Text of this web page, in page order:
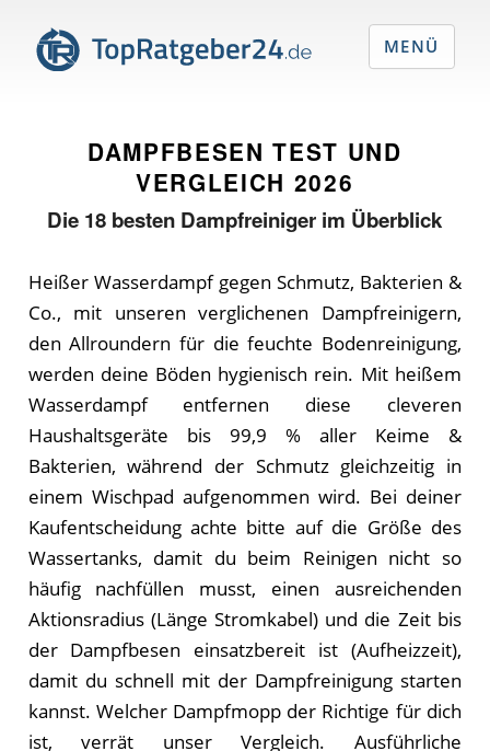
DAMPFBESEN TEST UND
VERGLEICH 2026
Die 18 besten Dampfreiniger im Überblick
Heißer Wasserdampf gegen Schmutz, Bakterien &
Co., mit unseren verglichenen Dampfreinigern,
den Allroundern für die feuchte Bodenreinigung,
werden deine Böden hygienisch rein. Mit heißem
Wasserdampf entfernen diese cleveren
Haushaltsgeräte bis 99,9 % aller Keime &
Bakterien, während der Schmutz gleichzeitig in
einem Wischpad aufgenommen wird. Bei deiner
Kaufentscheidung achte bitte auf die Größe des
Wassertanks, damit du beim Reinigen nicht so
häufig nachfüllen musst, einen ausreichenden
Aktionsradius (Länge Stromkabel) und die Zeit bis
der Dampfbesen einsatzbereit ist (Aufheizzeit),
damit du schnell mit der Dampfreinigung starten
kannst. Wel­cher Dampfmopp der Rich­ti­ge für dich
ist, ver­rät un­ser Ver­gleich. Ausführliche
MENÜ